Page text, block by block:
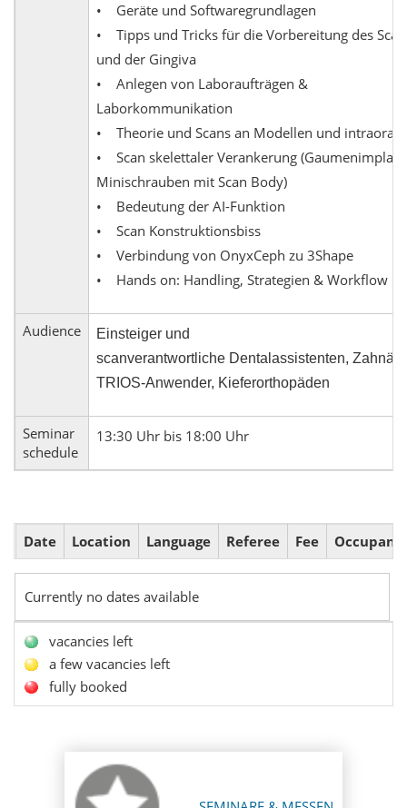
• Geräte und Softwaregrundlagen
• Tipps und Tricks für die Vorbereitung des
und der Gingiva
• Anlegen von Laboraufträgen &
Laborkommunikation
• Theorie und Scans an Modellen und intraoral
• Scan skelettaler Verankerung
Minischrauben mit Scan Body)
• Bedeutung der AI-Funktion
• Scan Konstruktionsbiss
• Verbindung von OnyxCeph zu 3Shape
• Hands on: Handling, Strategien & Workflow
Audience
Einsteiger und
scanverantwortliche Dentalassistenten,
TRIOS-Anwender, Kieferorthopäden
Seminar
schedule
13:30 Uhr bis 18:00 Uhr
Date Location Language Referee Fee
Currently no dates available
vacancies left
a few vacancies left
fully booked